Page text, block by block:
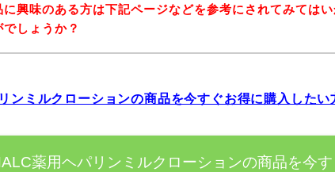
に興味のある方は下記ページなどを参考にされてみては
でしょうか？
ンミルクローションの商品を今すぐお得に購入したい
薬用ヘパリンミルクローションの商品を今す